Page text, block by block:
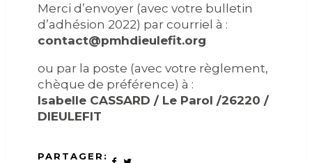
Merci d’envoyer (avec votre bulletin
d’adhésion 2022) par courriel à :
contact@pmhdieulefit.org
ou par la poste (avec votre règlement,
chèque de préférence) à :
Isabelle CASSARD / Le Parol /26220 /
DIEULEFIT
PARTAGER: